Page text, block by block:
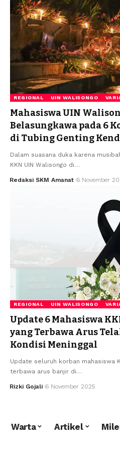
REGIONAL UIN WALISONGO
Mahasiswa UIN
Belasungkawa pada 6
di Tubing Genting
Dalam suasana duka karena
KKN UIN Walisongo di…
Redaksi SKM Amanat 6 November
REGIONAL UIN WALISONGO
Update 6 Mahasiswa
yang Terbawa Arus
Kondisi Meninggal
Update seluruh korban mahasiswa
terbawa arus banjir di…
Rizki Gojali 6 November 2025
Warta Artikel